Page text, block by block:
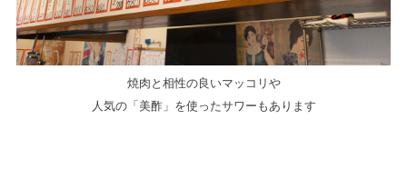
焼肉と相性の良いマッコリや
人気の「美酢」を使ったサワーもあります